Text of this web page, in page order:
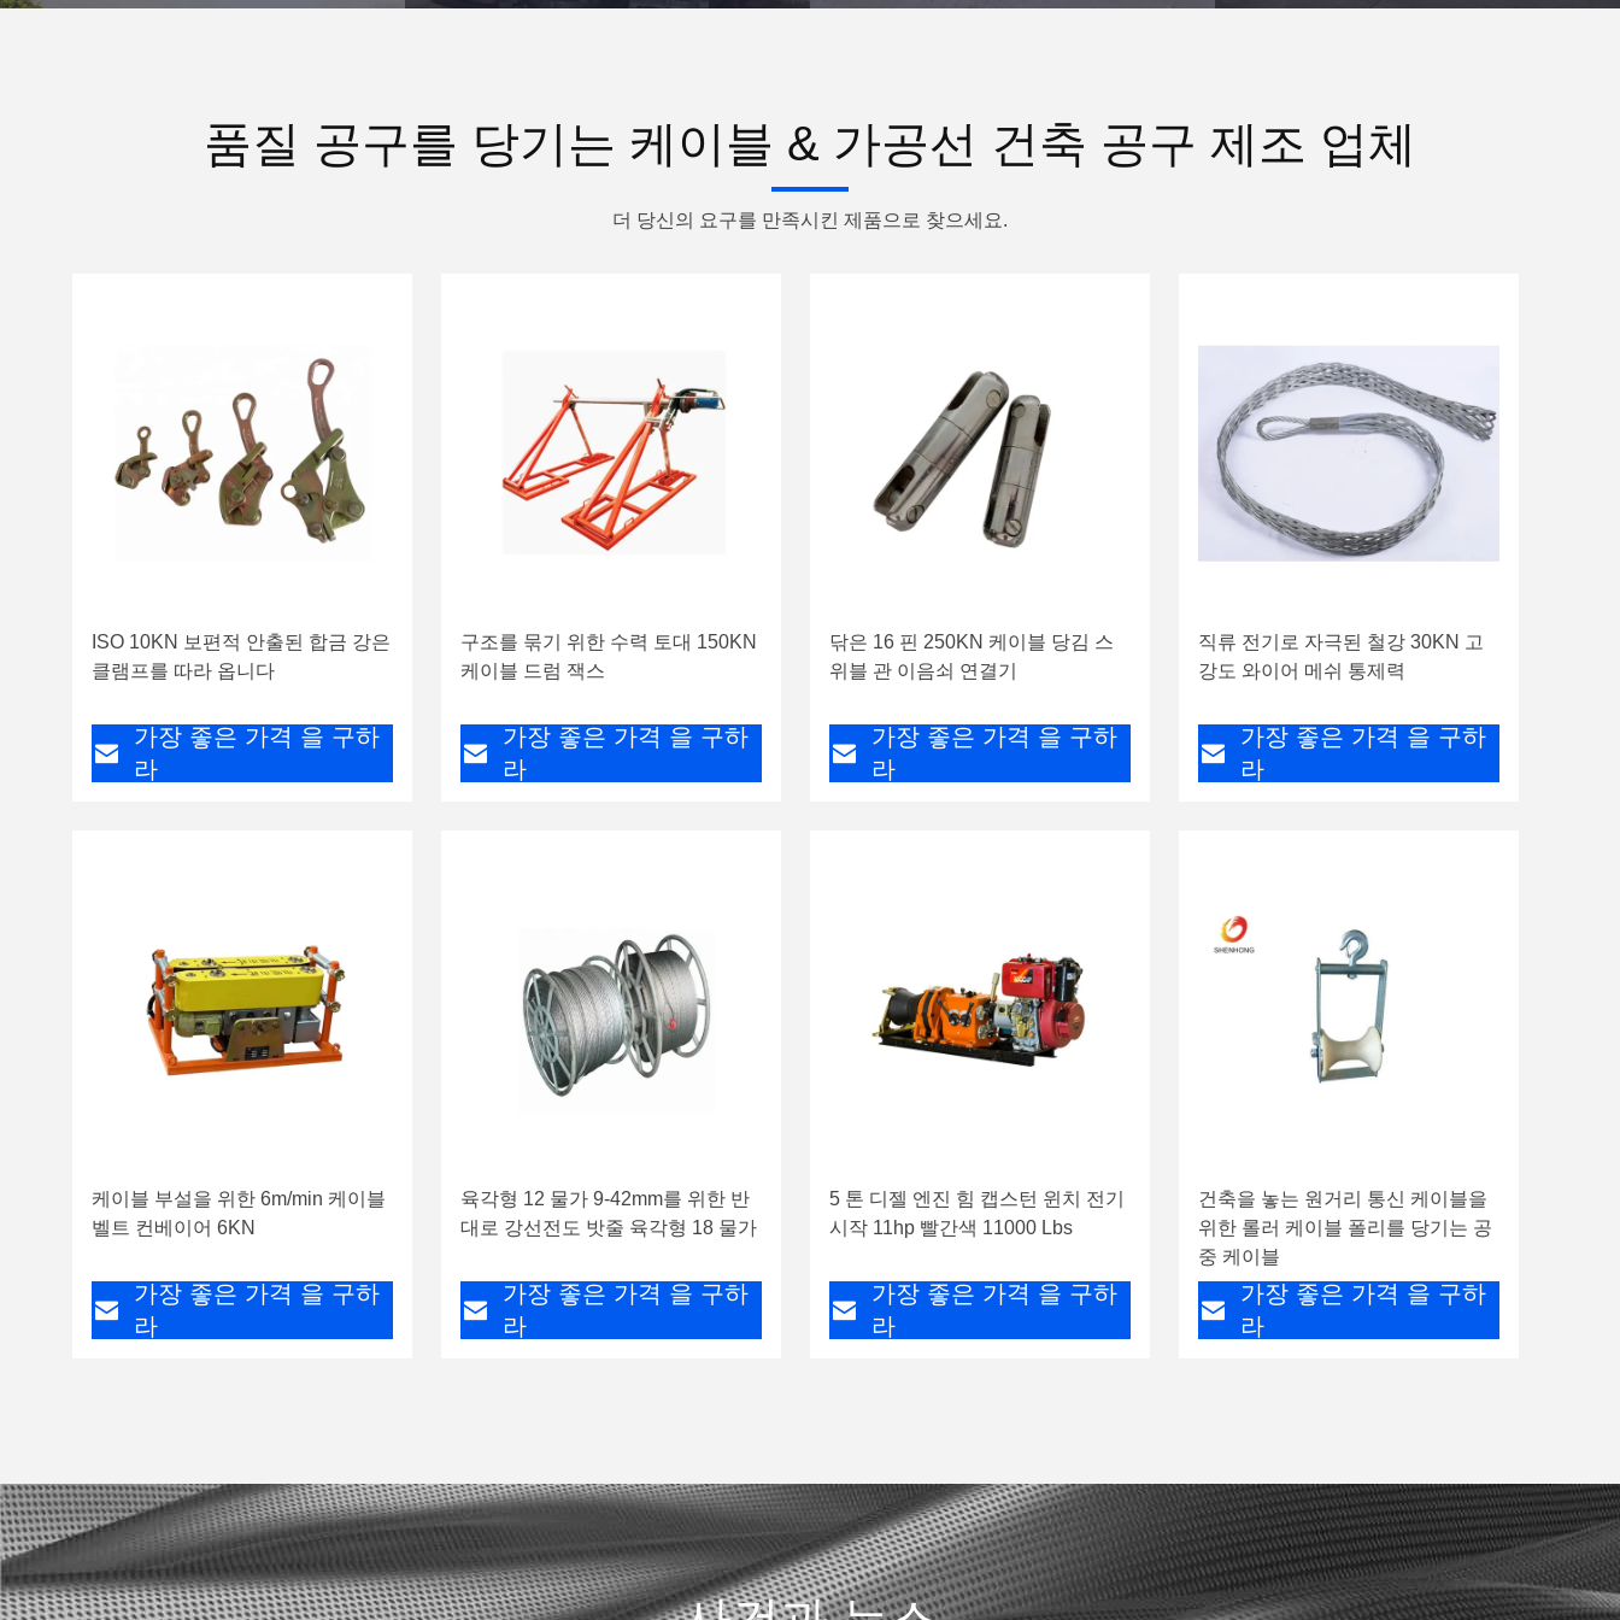
품질 공구를 당기는 케이블 & 가공선 건축 공구 제조 업체
더 당신의 요구를 만족시킨 제품으로 찾으세요.
ISO 10KN 보편적 안출된 합금 강은
클램프를 따라 옵니다
가장 좋은 가격 을 구하
라
구조를 묶기 위한 수력 토대 150KN
케이블 드럼 잭스
가장 좋은 가격 을 구하
라
닦은 16 핀 250KN 케이블 당김 스
위블 관 이음쇠 연결기
가장 좋은 가격 을 구하
라
직류 전기로 자극된 철강 30KN 고
강도 와이어 메쉬 통제력
가장 좋은 가격 을 구하
라
케이블 부설을 위한 6m/min 케이블
벨트 컨베이어 6KN
가장 좋은 가격 을 구하
라
육각형 12 물가 9-42mm를 위한 반
대로 강선전도 밧줄 육각형 18 물가
가장 좋은 가격 을 구하
라
5 톤 디젤 엔진 힘 캡스턴 윈치 전기
시작 11hp 빨간색 11000 Lbs
가장 좋은 가격 을 구하
라
건축을 놓는 원거리 통신 케이블을
위한 롤러 케이블 폴리를 당기는 공
중 케이블
가장 좋은 가격 을 구하
라